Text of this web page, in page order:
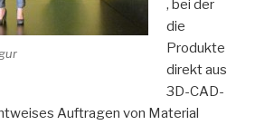
, bei der
die
Produkte
direkt aus
3D-CAD-
Auftragen von Material